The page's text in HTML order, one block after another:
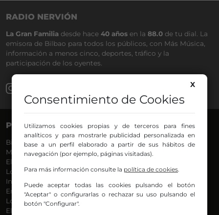
RADIO NERVIÓN
La Gran Familia desde hace 40 años en la 88.0 de tu dial. La
emisora de Bilbao para todos los públicos, con Más Música,
información a menos cinco, deportes, tráfico y la
participación de los oyentes.
PROGRAMAS
Bilbosport
Más Música
El Madrugador
Lo Más Nuevo
Informativos
En Ruta
Locos por la Música
El Supermadrugador
VOCES
Agurtzane
Belén Ollero
Eduardo
Eva Argote
Endika
X
Consentimiento de Cookies
Utilizamos cookies propias y de terceros para fines
analíticos y para mostrarle publicidad personalizada en
base a un perfil elaborado a partir de sus hábitos de
navegación (por ejemplo, páginas visitadas).
Para más información consulte la política de cookies.
Puede aceptar todas las cookies pulsando el botón
"Aceptar" o configurarlas o rechazar su uso pulsando el
botón "Configurar".